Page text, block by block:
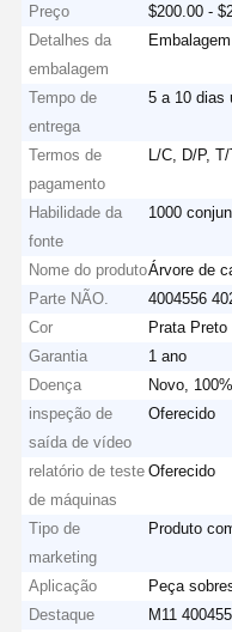
Preço
$200.00 -
Detalhes da
embalagem
Tempo de
entrega
5 a 10 dias
Termos de
pagamento
L/C, D/P,
Habilidade da
fonte
1000
Nome do produtoÁrvore de
Parte NÃO.
4004556
Cor
Prata Preto
Garantia
1 ano
Doença
Novo,
inspeção de
saída de vídeo
Oferecido
relatório de teste
de máquinas
Oferecido
Tipo de
marketing
Produto
Aplicação
Peça
Destaque
M11